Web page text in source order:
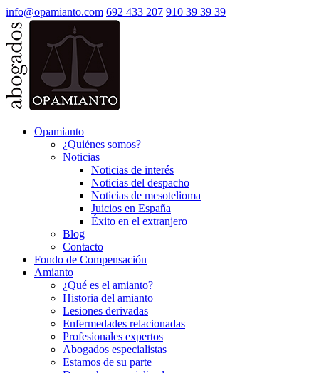
info@opamianto.com 692 433 207 910 39 39 39
Opamianto
¿Quiénes somos?
Noticias
Noticias de interés
Noticias del despacho
Noticias de mesotelioma
Juicios en España
Éxito en el extranjero
Blog
Contacto
Fondo de Compensación
Amianto
¿Qué es el amianto?
Historia del amianto
Lesiones derivadas
Enfermedades relacionadas
Profesionales expertos
Abogados especialistas
Estamos de su parte